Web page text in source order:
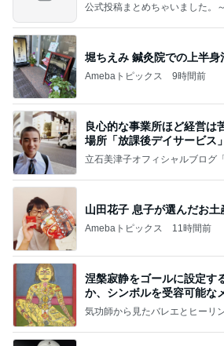
公式投稿まとめちゃいました。
堀ちえみ 鍼灸院での上半身
Amebaトピックス 9時間前
良心的な事業所ほど経営は
場所「放課後デイサービス
実の
立石美津子オフィシャルブログ
山田花子 息子が選んだお土
Amebaトピックス 11時間前
涅槃寂静をゴールに設定す
か、シンボルを受容可能な
ことが
気功師から見たバレエとヒーリ